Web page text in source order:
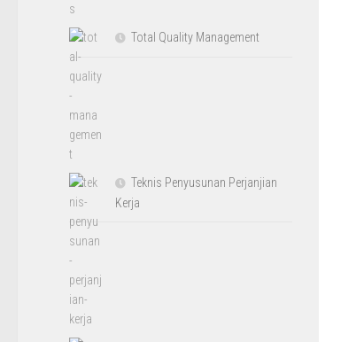
Total Quality Management
Teknis Penyusunan Perjanjian
Kerja